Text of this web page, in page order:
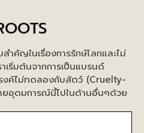
คัญในเรื่องการรักษ์โลกและไม่
เริ่มต้นจากการเป็นแบรนด์
ค์ไม่ทดลองกับสัตว์ (Cruelty-
ยอุดมการณ์นี้ไปในด้านอื่นๆด้วย